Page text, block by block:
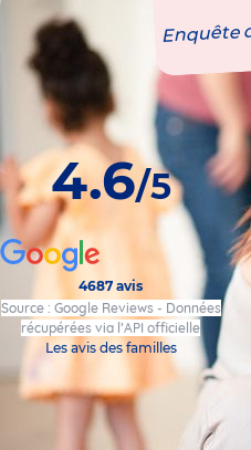
Enquête
4.6/5
4687 avis
Source : Google Reviews - Données
récupérées via l’API officielle
Les avis des familles